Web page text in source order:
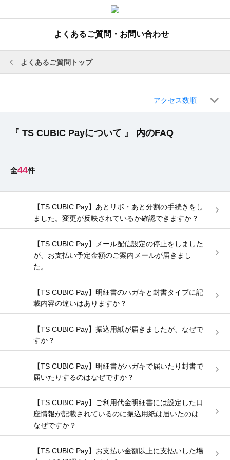
よくあるご質問・お問い合わせ
よくあるご質問トップ
アクセス数順
『 TS CUBIC Payについて 』 内のFAQ
44
【TS CUBIC Pay】あとリボ・あと分割の手続きをし
ました。変更が反映されているか確認できますか？
【TS CUBIC Pay】メール配信設定の停止をしました
が、お支払い予定金額のご案内メールが届きまし
た。
【TS CUBIC Pay】明細書のハガキと封書タイプに記
載内容の違いはありますか？
【TS CUBIC Pay】振込用紙が届きましたが、なぜで
すか？
【TS CUBIC Pay】明細書がハガキで届いたり封書で
届いたりするのはなぜですか？
【TS CUBIC Pay】ご利用代金明細書には設定した口
座情報が記載されているのに振込用紙は届いたのは
なぜですか？
【TS CUBIC Pay】お支払い金額以上に支払いした場